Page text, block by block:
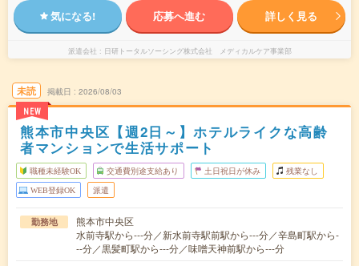
気になる! 応募へ進む 詳しく見る
派遣会社 日研トータルソーシング株式会社 メディカルケア事業部
未読
NEW
掲載日 2026/08/03
熊本市中央区【週2日～】ホテルライクな高齢
者マンションで生活サポート
職種未経験OK 交通費別途支給あり 土日祝日が休み 残業なし
WEB登録OK 派遣
勤務地
熊本市中央区
水前寺駅から---分／新水前寺駅前駅から---分／辛島町駅から-
--分／黒髪町駅から---分／味噌天神前駅から---分